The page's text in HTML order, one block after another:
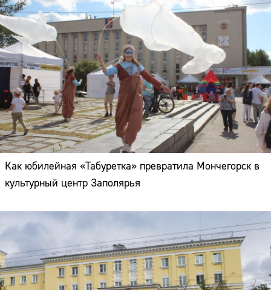
Как юбилейная «Табуретка» превратила Мончегорск в
культурный центр Заполярья